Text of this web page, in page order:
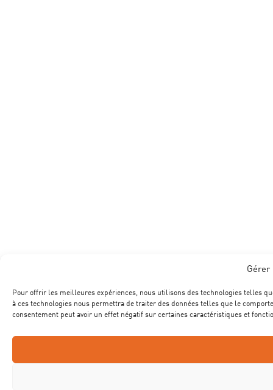
Gérer
Pour offrir les meilleures expériences, nous utilisons des technologies telles
à ces technologies nous permettra de traiter des données telles que le
consentement peut avoir un effet négatif sur certaines caractéristiques et